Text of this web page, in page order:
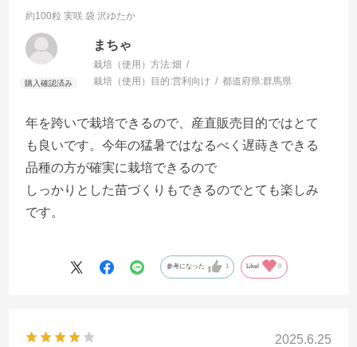
約100粒 実咲 袋 沢ゆたか
まちゃ
栽培（使用）方法:畑
栽培（使用）目的:営利向け 都道府県:群馬県
年を跨いで栽培できるので、産直販売目的ではとて
も良いです。今年の猛暑ではなるべく遅蒔きできる
品種の方が確実に栽培できるので
しっかりとした苗づくりもできるのでとても楽しみ
です。
参考になった 1 Like! 0
2025.6.25